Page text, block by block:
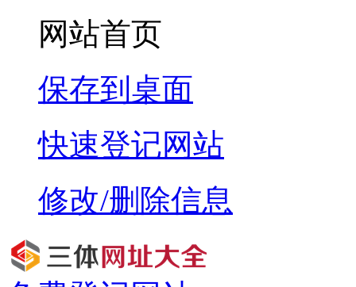
网站首页
保存到桌面
快速登记网站
修改/删除信息